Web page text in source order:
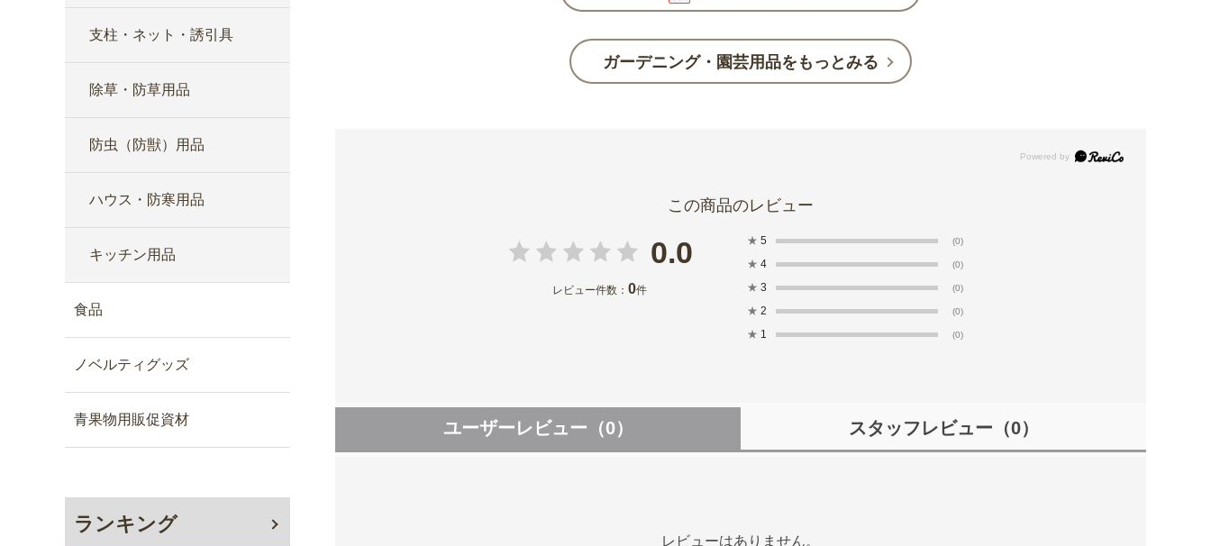
支柱・ネット・誘引具
除草・防草用品
防虫（防獣）用品
ハウス・防寒用品
キッチン用品
食品
ノベルティグッズ
青果物用販促資材
ランキング
ガーデニング・園芸用品をもっとみる
0.0
レビュー件数： 0件
★ 5 (0)
★ 4 (0)
★ 3 (0)
★ 2 (0)
★ 1 (0)
ユーザーレビュー （0） スタッフレビュー （0）
レビューはありません。